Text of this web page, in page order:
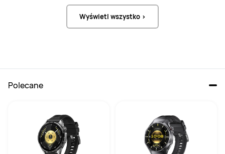
2 TB / 1 TB NVMe PCIe SSD
310 x 222 x 13,5
Waga
1 TB SSD
310 x 221 x 15,6
Waga
Wyświetl wszystko >
Polecane